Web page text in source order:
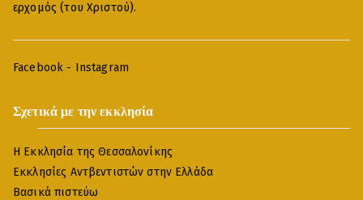
ερχομός (του Χριστού).
Facebook - Instagram
Σχετικά με την εκκλησία
Η Εκκλησία της Θεσσαλονίκης
Εκκλησίες Αντβεντιστών στην Ελλάδα
Βασικά πιστεύω